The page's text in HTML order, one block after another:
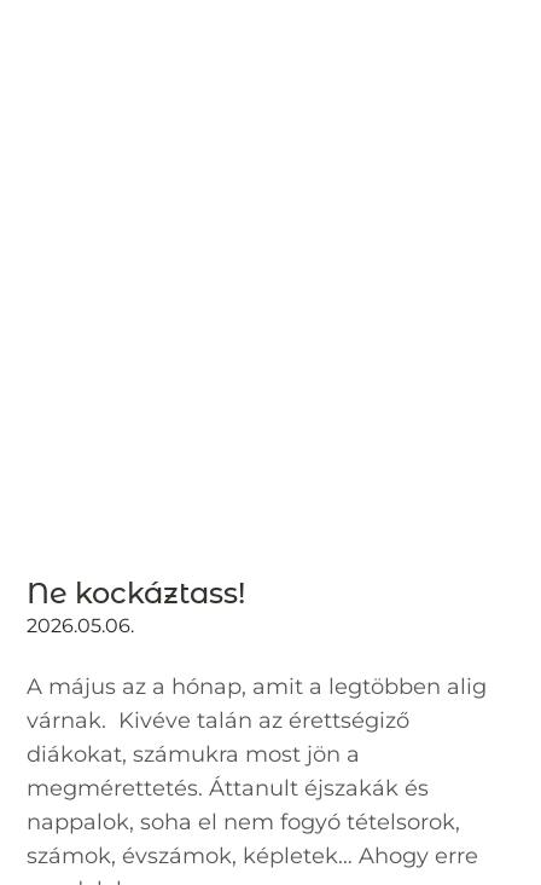
Ne kockáztass!
2026.05.06.
A május az a hónap, amit a legtöbben alig
várnak. Kivéve talán az érettségiző
diákokat, számukra most jön a
megmérettetés. Áttanult éjszakák és
nappalok, soha el nem fogyó tételsorok,
számok, évszámok, képletek… Ahogy erre